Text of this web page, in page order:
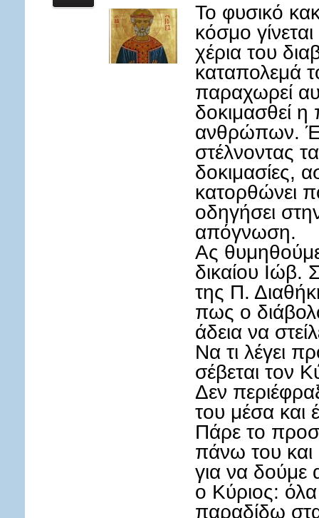
Το φυσικό
κόσμο
χέρια του
καταπολεμά
παραχωρεί
δοκιμασθεί η
ανθρώπων.
στέλνοντας
δοκιμασίες,
κατορθώνει
οδηγήσει
απόγνωση.
Ας
δικαίου Ιώβ.
της Π.
πως ο
άδεια να
Να τι λέγει
σέβεται τον
Δεν
του μέσα και
Πάρε το
πάνω του και
για να δούμε
ο Κύριος:
παραδίδω